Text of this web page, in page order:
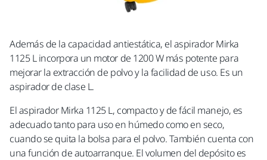
Además de la capacidad antiestática, el aspirador Mirka
1125 L incorpora un motor de 1200 W más potente para
mejorar la extracción de polvo y la facilidad de uso. Es un
aspirador de clase L.
El aspirador Mirka 1125 L, compacto y de fácil manejo, es
adecuado tanto para uso en húmedo como en seco,
cuando se quita la bolsa para el polvo. También cuenta con
una función de autoarranque. El volumen del depósito es